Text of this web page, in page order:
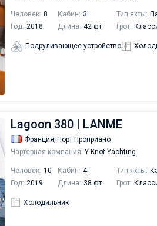
Человек: 8 Кабин: 3 Тип яхты:
Год: 2018 Длина: 42 фт Грот:
Подруливающее устройство
Lagoon 380 | LANME
Франция, Порт Проприано
Чартерная компания: Y Knot Yachting
Человек: 10 Кабин: 4 Тип яхты:
Год: 2019 Длина: 38 фт Грот:
Холодильник